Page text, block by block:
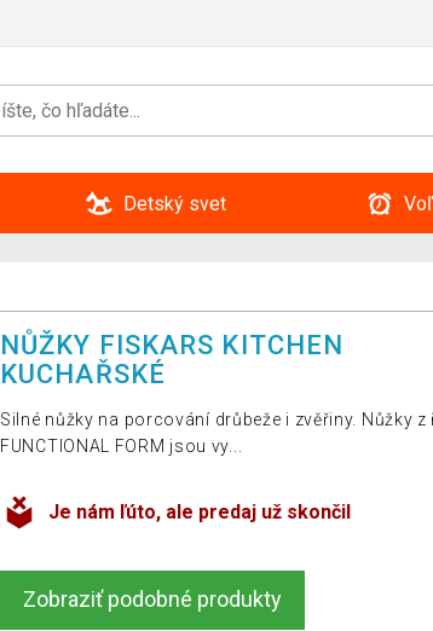
Detský svet
NŮŽKY FISKARS KITCHEN
KUCHAŘSKÉ
Silné nůžky na porcování drůbeže i zvěřiny. Nůžky z
FUNCTIONAL FORM jsou vy...
Je nám ľúto, ale predaj už skončil
Zobraziť podobné produkty